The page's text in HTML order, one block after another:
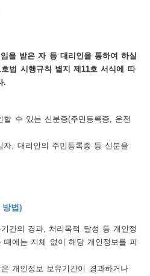
을 받은 자 등 대리인을 통하여 하실
법 시행규칙 별지 제11호 서식에 따
.
수 있는 신분증(주민등록증, 운전
, 대리인의 주민등록증 등 신분을
법)
간의 경과, 처리목적 달성 등 개인정
때에는 지체 없이 해당 개인정보를 파
개인정보 보유기간이 경과하거나